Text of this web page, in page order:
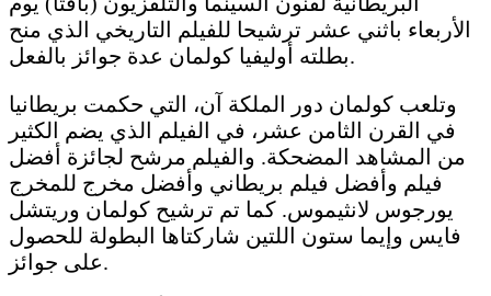
الأربعاء باثني عشر ترشيحا للفيلم التاريخي الذي منح
بطلته أوليفيا كولمان عدة جوائز بالفعل.
وتلعب كولمان دور الملكة آن، التي حكمت بريطانيا
في القرن الثامن عشر، في الفيلم الذي يضم الكثير
من المشاهد المضحكة. والفيلم مرشح لجائزة أفضل
فيلم وأفضل فيلم بريطاني وأفضل مخرج للمخرج
يورجوس لانثيموس. كما تم ترشيح كولمان وريتشل
فايس وإيما ستون اللتين شاركتاها البطولة للحصول
على جوائز.